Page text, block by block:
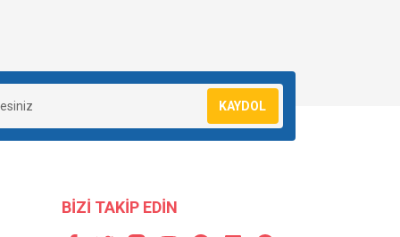
KAYDOL
BİZİ TAKİP EDİN